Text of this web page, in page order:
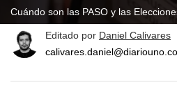
Cuándo son las PASO y las
Editado por Daniel Calivares